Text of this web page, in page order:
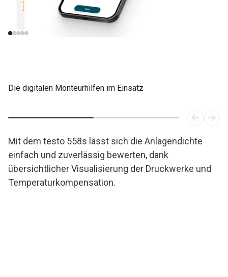
Kompatibel mit allen Bluetooth-
fähigen Testo Messgeräten
Die digitalen Monteurhilfen im Einsatz
Mit dem testo 558s lässt sich die Anlagendichte
einfach und zuverlässig bewerten, dank
übersichtlicher Visualisierung der Druckwerke und
Temperaturkompensation.